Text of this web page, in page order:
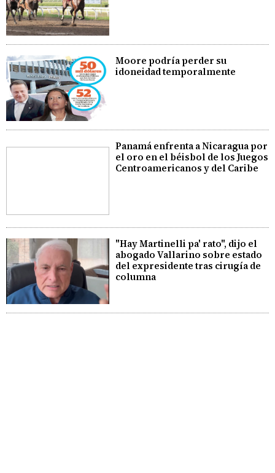
Moore podría perder su
idoneidad temporalmente
Panamá enfrenta a Nicaragua por
el oro en el béisbol de los Juegos
Centroamericanos y del Caribe
"Hay Martinelli pa' rato", dijo el
abogado Vallarino sobre estado
del expresidente tras cirugía de
columna